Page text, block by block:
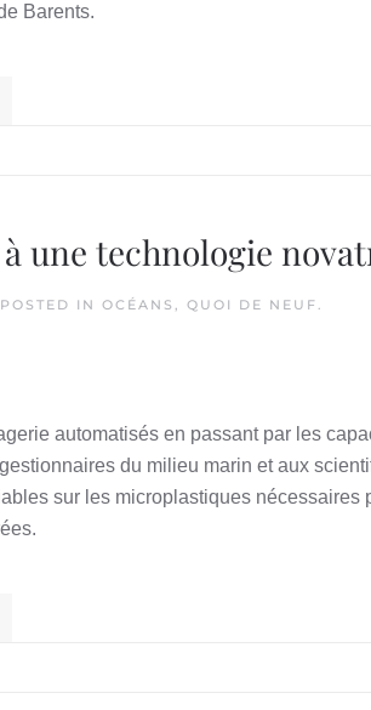
Barents.
une technologie
IN OCÉANS , QUOI DE NEUF.
automatisés en passant par les
du milieu marin et aux
sur les microplastiques nécessaires